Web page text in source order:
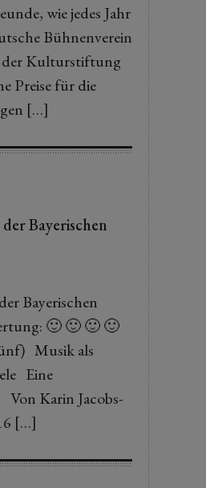
wie jedes Jahr
Bühnenverein
der Kulturstiftung
Preise für die
[…]
Bayerischen
Bayerischen
🙂 🙂 🙂 🙂
Musik als
Eine
Karin Jacobs-
[…]